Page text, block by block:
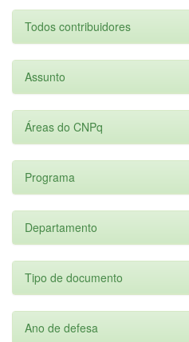
Todos contribuidores
Assunto
Áreas do CNPq
Programa
Departamento
Tipo de documento
Ano de defesa